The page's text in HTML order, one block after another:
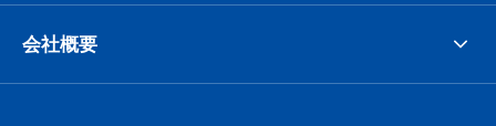
会社概要